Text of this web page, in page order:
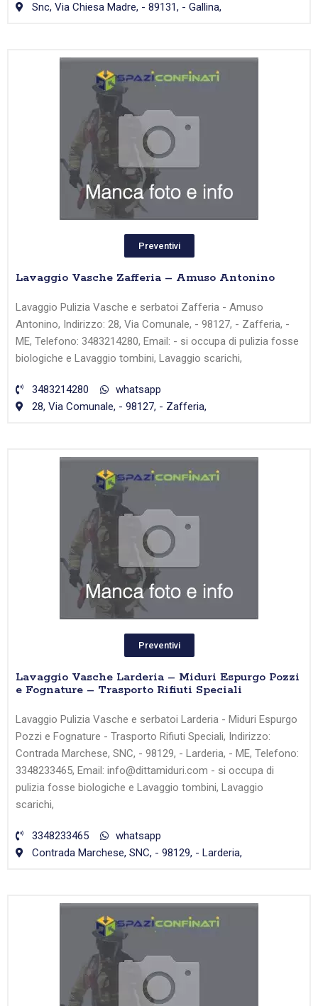
Snc, Via Chiesa Madre, - 89131, - Gallina,
Preventivi
Lavaggio Vasche Zafferia – Amuso Antonino
Lavaggio Pulizia Vasche e serbatoi Zafferia - Amuso
Antonino, Indirizzo: 28, Via Comunale, - 98127, - Zafferia, -
ME, Telefono: 3483214280, Email: - si occupa di pulizia fosse
biologiche e Lavaggio tombini, Lavaggio scarichi,
3483214280
whatsapp
28, Via Comunale, - 98127, - Zafferia,
Preventivi
Lavaggio Vasche Larderia – Miduri Espurgo Pozzi
e Fognature – Trasporto Rifiuti Speciali
Lavaggio Pulizia Vasche e serbatoi Larderia - Miduri Espurgo
Pozzi e Fognature - Trasporto Rifiuti Speciali, Indirizzo:
Contrada Marchese, SNC, - 98129, - Larderia, - ME, Telefono:
3348233465, Email: info@dittamiduri.com - si occupa di
pulizia fosse biologiche e Lavaggio tombini, Lavaggio
scarichi,
3348233465
whatsapp
Contrada Marchese, SNC, - 98129, - Larderia,